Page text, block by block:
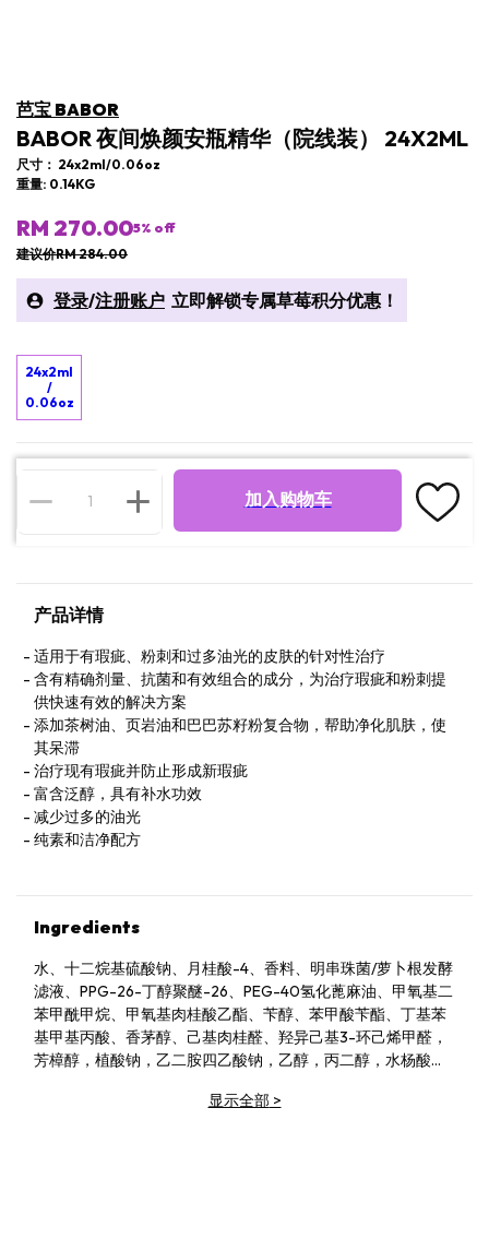
芭宝 BABOR
BABOR 夜间焕颜安瓶精华（院线装） 24X2ML
尺寸： 24x2ml/0.06oz
重量: 0.14KG
RM 270.005% off
建议价RM 284.00
登录/注册账户 立即解锁​专属草莓积分优惠！
24x2ml
/
0.06oz
加入购物车
产品详情
适用于有瑕疵、粉刺和过多油光的皮肤的针对性治疗
含有精确剂量、抗菌和有效组合的成分，为治疗瑕疵和粉刺提
供快速有效的解决方案
添加茶树油、页岩油和巴巴苏籽粉复合物，帮助净化肌肤，使
其呆滞
治疗现有瑕疵并防止形成新瑕疵
富含泛醇，具有补水功效
减少过多的油光
纯素和洁净配方
Ingredients
水、十二烷基硫酸钠、月桂酸-4、香料、明串珠菌/萝卜根发酵
滤液、PPG-26-丁醇聚醚-26、PEG-40氢化蓖麻油、甲氧基二
苯甲酰甲烷、甲氧基肉桂酸乙酯、苄醇、苯甲酸苄酯、丁基苯
基甲基丙酸、香茅醇、己基肉桂醛、羟异己基3-环己烯甲醛，
芳樟醇，植酸钠，乙二胺四乙酸钠，乙醇，丙二醇，水杨酸乙
镁，硝酸镁，柠檬酸，氯化钠，蓝色1（CI42090），红色
显示全部>